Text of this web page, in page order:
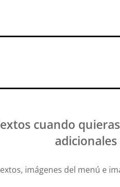
cuando
imágenes del menú e